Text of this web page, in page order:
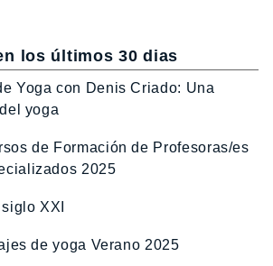
los últimos 30 dias
Yoga con Denis Criado: Una
yoga
de Formación de Profesoras/es
2025
XXI
de yoga Verano 2025